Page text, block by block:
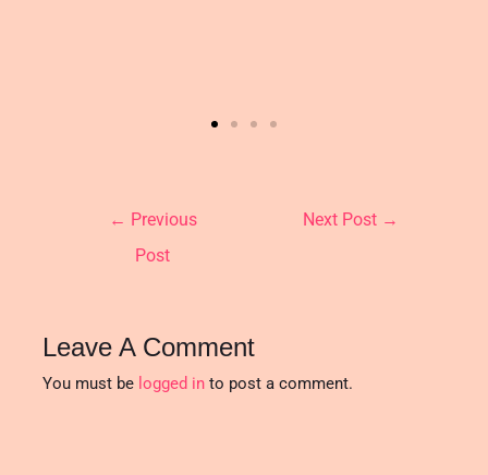
← Previous
Post
Next Post →
Leave A Comment
You must be logged in to post a comment.